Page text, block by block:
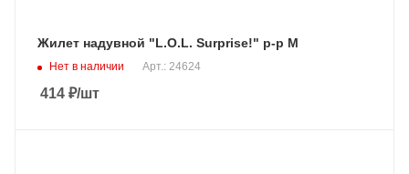
Жилет надувной "L.O.L. Surprise!" р-р M
Нет в наличии Арт.: 24624
414 ₽/шт